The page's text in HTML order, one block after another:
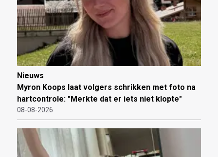
Nieuws
Myron Koops laat volgers schrikken met foto na
hartcontrole: "Merkte dat er iets niet klopte"
08-08-2026